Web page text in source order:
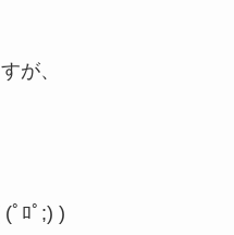
が、
ﾟﾛﾟ;) )